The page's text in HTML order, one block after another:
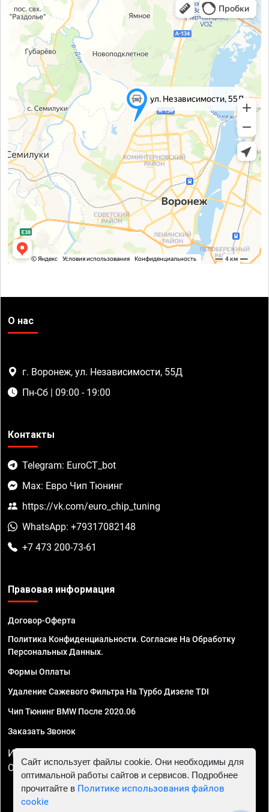
О нас
г. Воронеж, ул. Независимости, 55Д
Пн-Сб | 09:00 - 19:00
Контакты
Telegram: EuroCT_bot
Max: Евро Чип Тюнинг
https://vk.com/euro_chip_tuning
WhatsApp: +79317082148
+7 473 200-73-61
Правовая информация
Договор-Оферта
Политика Конфиденциальности. Согласие На Обработку
Персональных Данных.
Формы Оплаты
Удаление Сажевого Фильтра На Турбо Дизеле TDI
Чип Тюнинг BMW После 2020.06
Заказать Звонок
ИП Смирнов Георгий Павлович. ИНН 781302555843,
ОГРНИП 324470400032610
Сайт использует файлы cookie. Они необходимы для
оптимальной работы сайтов и сервисов. Подробнее
прочитайте в Политике использования файлов
cookie